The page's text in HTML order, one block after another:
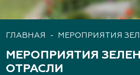
ГЛАВНАЯ - МЕРОПРИЯТИЯ
МЕРОПРИЯТИЯ
ОТРАСЛИ